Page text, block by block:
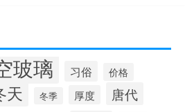
玻璃 习俗 价格
天 冬季 厚度 唐代